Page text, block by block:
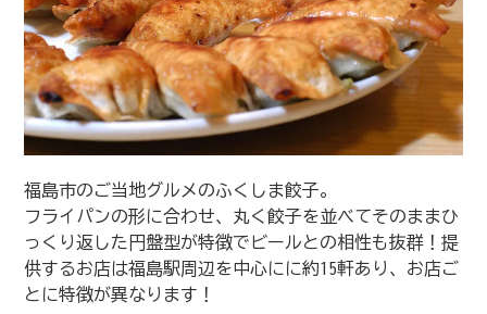
福島市のご当地グルメのふくしま餃子。
フライパンの形に合わせ、丸く餃子を並べてそのままひ
っくり返した円盤型が特徴でビールとの相性も抜群！提
供するお店は福島駅周辺を中心にに約15軒あり、お店ご
とに特徴が異なります！